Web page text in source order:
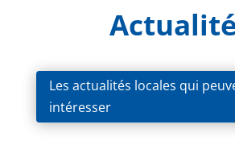
Les actualités locales qui
intéresser